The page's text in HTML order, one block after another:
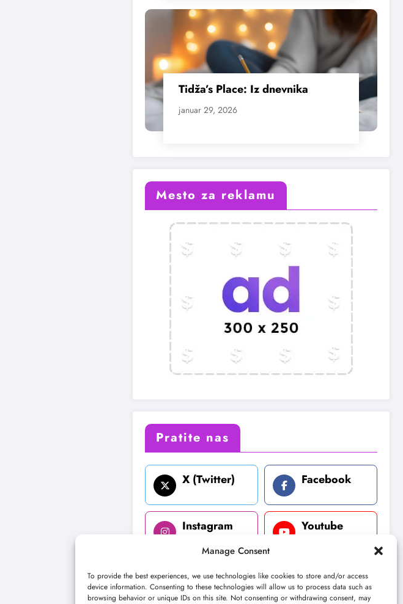
Manage Consent
To provide the best experiences, we use technologies like cookies to store and/or access
device information. Consenting to these technologies will allow us to process data such as
browsing behavior or unique IDs on this site. Not consenting or withdrawing consent, may
Tidža’s Place: Iz dnevnika
januar 29, 2026
Mesto za reklamu
Pratite nas
X (Twitter) Facebook
Instagram Youtube
LinkedIn